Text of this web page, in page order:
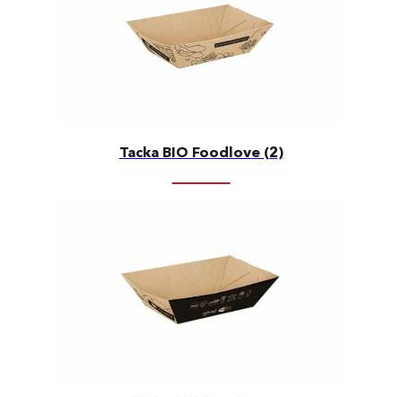
Tacka BIO Foodlove (2)